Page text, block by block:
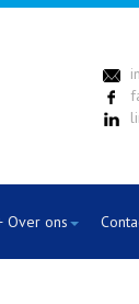
Over ons